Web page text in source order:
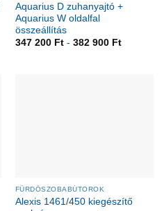
Aquarius D zuhanyajtó +
Aquarius W oldalfal
összeállítás
347 200 Ft- 382 900 Ft
FÜRDŐSZOBABÚTOROK
Alexis 1461/450 kiegészítő